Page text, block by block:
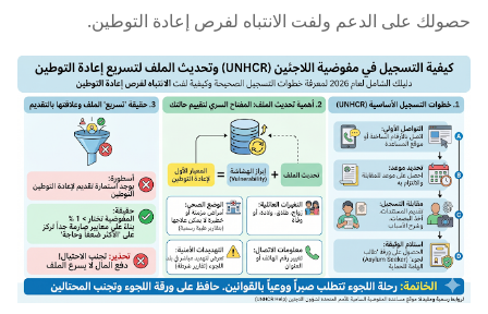
حصولك على الدعم ولفت الانتباه لفرص إعادة التوطين.